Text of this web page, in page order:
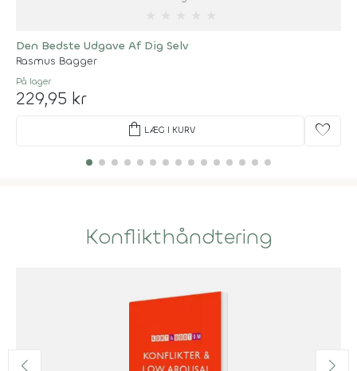
Den Bedste Udgave Af Dig Selv
Rasmus Bagger
På lager
229,95 kr
shopping_bag LÆG I KURV favorite
Konflikthåndtering